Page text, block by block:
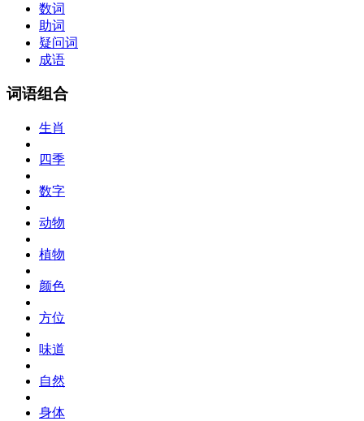
数词
助词
疑问词
成语
词语组合
生肖
四季
数字
动物
植物
颜色
方位
味道
自然
身体